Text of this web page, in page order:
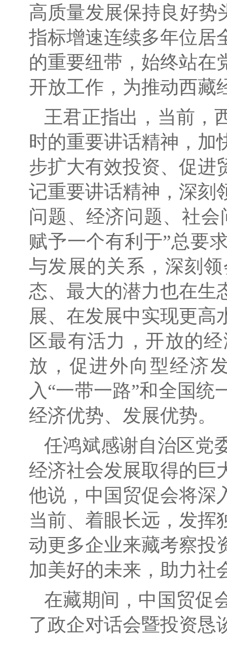
高质量发展保持良好势
指标增速连续多年位居
的重要纽带，始终站在
开放工作，为推动西藏
王君正指出，当前，
时的重要讲话精神，加
步扩大有效投资、促进
记重要讲话精神，深刻
问题、经济问题、社
赋予一个有利于”总要
与发展的关系，深刻
态、最大的潜力也在生
展、在发展中实现更高
区最有活力，开放的
放，促进外向型经济
入“一带一路”和全国
经济优势、发展优势。
任鸿斌感谢自治区党
经济社会发展取得的巨
他说，中国贸促会将深
当前、着眼长远，发挥
动更多企业来藏考察投
加美好的未来，助力社
在藏期间，中国贸促
了政企对话会暨投资恳